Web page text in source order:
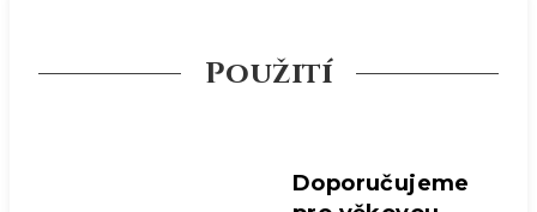
Použití
Doporučujeme